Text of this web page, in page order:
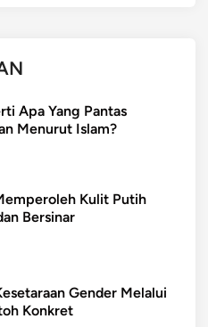
Apa Yang Pantas
Menurut Islam?
Kulit Putih
Bersinar
Gender Melalui
Konkret